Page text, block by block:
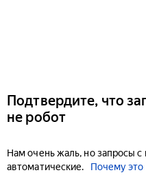
Подтвердите, что
не робот
Нам очень жаль, но запросы
автоматические.
Почему это